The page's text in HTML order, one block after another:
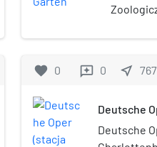
w
powstał
w
favorite 0 reviews 0 near_me 767
Deutsche
Deutsche